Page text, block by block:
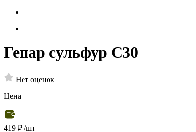
Гепар сульфур С30
Нет оценок
Цена
419 ₽ /шт